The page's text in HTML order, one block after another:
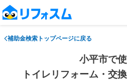
補助金検索トップページに戻る
小平市で
トイレリフォーム・交